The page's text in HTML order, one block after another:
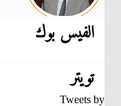
الفيس بوك
تويتر
Tweets by